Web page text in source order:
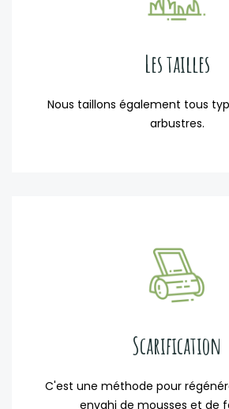
Les tailles
Nous taillons également tous
arbustres.
Scarification
C'est une méthode pour
envahi de mousses et de